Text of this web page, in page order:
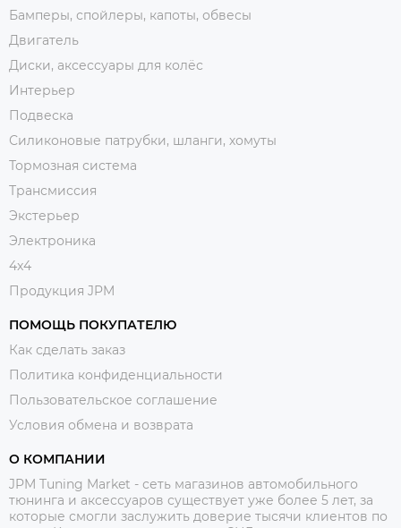
Бамперы, спойлеры, капоты, обвесы
Двигатель
Диски, аксессуары для колёс
Интерьер
Подвеска
Силиконовые патрубки, шланги, хомуты
Тормозная система
Трансмиссия
Экстерьер
Электроника
4x4
Продукция JPM
ПОМОЩЬ ПОКУПАТЕЛЮ
Как сделать заказ
Политика конфиденциальности
Пользовательское соглашение
Условия обмена и возврата
О КОМПАНИИ
JPM Tuning Market - сеть магазинов автомобильного
тюнинга и аксессуаров существует уже более 5 лет, за
которые смогли заслужить доверие тысячи клиентов по